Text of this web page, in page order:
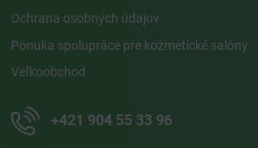
Ochrana osobných údajov
Ponuka spolupráce pre kozmetické salóny
Veľkoobchod
+421 904 55 33 96